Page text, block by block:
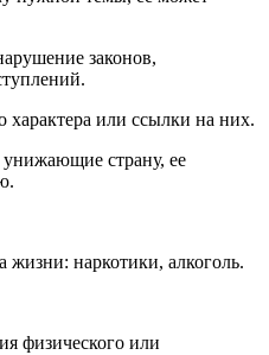
законов,
характера или ссылки на них.
страну, ее
жизни: наркотики, алкоголь.
физического или